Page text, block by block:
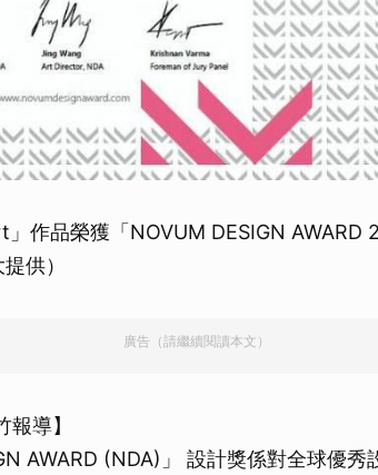
作品榮獲「NOVUM DESIGN AWARD
供）
廣告（請繼續閱讀本文）
報導】
AWARD (NDA)」 設計獎係對全球優秀